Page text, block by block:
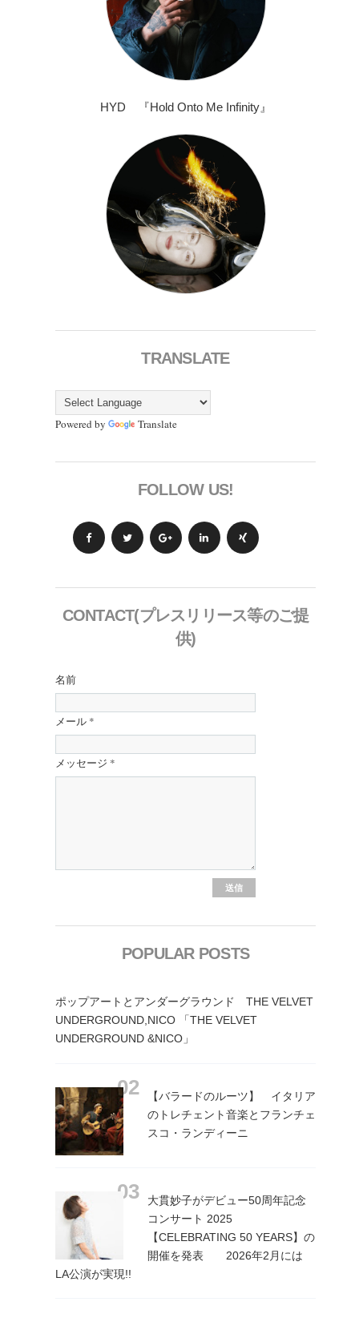
HYD 『Hold Onto Me Infinity』
TRANSLATE
Powered by Translate
FOLLOW US!
CONTACT(プレスリリース等のご提
供)
名前
メール *
メッセージ *
POPULAR POSTS
ポップアートとアンダーグラウンド THE VELVET
UNDERGROUND,NICO 「THE VELVET
UNDERGROUND &NICO」
【バラードのルーツ】 イタリア
のトレチェント音楽とフランチェ
スコ・ランディーニ
大貫妙子がデビュー50周年記念
コンサート 2025
【CELEBRATING 50 YEARS】の
開催を発表 2026年2月には
LA公演が実現!!